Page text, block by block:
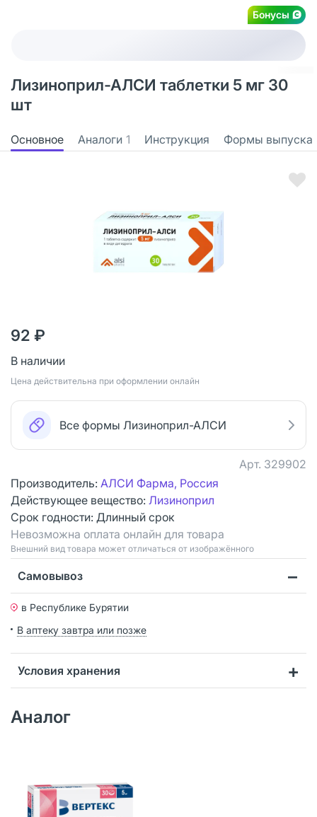
Бонусы
Лизиноприл-АЛСИ таблетки 5 мг 30
шт
Основное Аналоги 1 Инструкция Формы выпуска
92 ₽
В наличии
Цена действительна при оформлении онлайн
Все формы Лизиноприл-АЛСИ
Арт. 329902
Производитель: АЛСИ Фарма, Россия
Действующее вещество: Лизиноприл
Срок годности: Длинный срок
Невозможна оплата онлайн для товара
Bнешний вид товара может отличаться от изображённого
Самовывоз
в Республике Бурятии
В аптеку завтра или позже
Условия хранения
Аналог